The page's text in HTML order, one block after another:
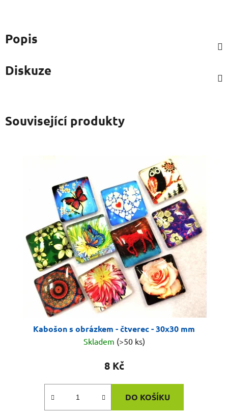
Popis
Diskuze
Související produkty
Kabošon s obrázkem - čtverec - 30x30 mm
Skladem (>50 ks)
8 Kč
DO KOŠÍKU